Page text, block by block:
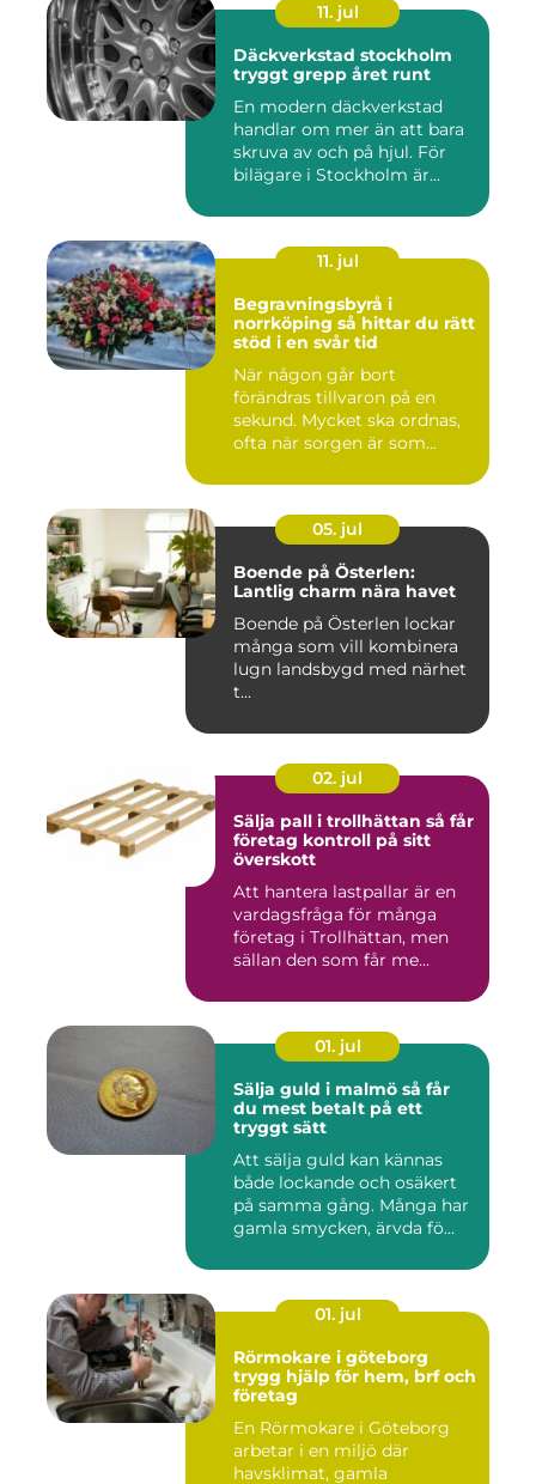
11. jul
Däckverkstad stockholm
tryggt grepp året runt
En modern däckverkstad
handlar om mer än att bara
skruva av och på hjul. För
bilägare i Stockholm är...
11. jul
Begravningsbyrå i
norrköping så hittar du rätt
stöd i en svår tid
När någon går bort
förändras tillvaron på en
sekund. Mycket ska ordnas,
ofta när sorgen är som
05. jul
Boende på Österlen:
Lantlig charm nära havet
Boende på Österlen lockar
många som vill kombinera
lugn landsbygd med närhet
t...
02. jul
Sälja pall i trollhättan så får
företag kontroll på sitt
överskott
Att hantera lastpallar är en
vardagsfråga för många
företag i Trollhättan, men
sällan den som får me...
01. jul
Sälja guld i malmö så får
du mest betalt på ett
tryggt sätt
Att sälja guld kan kännas
både lockande och osäkert
på samma gång. Många har
gamla smycken, ärvda fö...
01. jul
Rörmokare i göteborg
trygg hjälp för hem, brf och
företag
En Rörmokare i Göteborg
arbetar i en miljö där
havsklimat, gamla